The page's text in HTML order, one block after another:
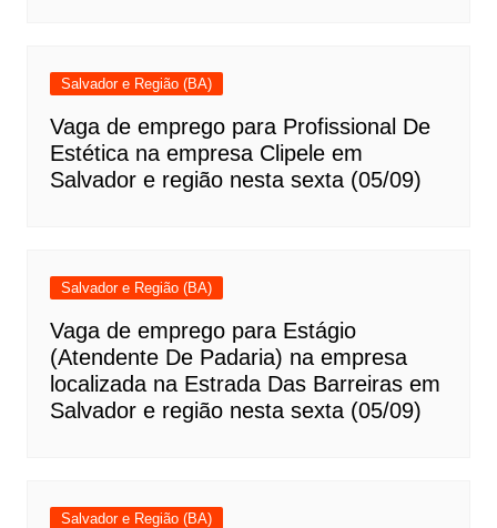
Salvador e Região (BA)
Vaga de emprego para Profissional De
Estética na empresa Clipele em
Salvador e região nesta sexta (05/09)
Salvador e Região (BA)
Vaga de emprego para Estágio
(Atendente De Padaria) na empresa
localizada na Estrada Das Barreiras em
Salvador e região nesta sexta (05/09)
Salvador e Região (BA)